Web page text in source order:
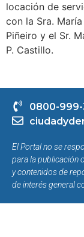
locación de
con la Sra. María
Piñeiro y el Sr.
P. Castillo.
0800-999-
El Portal no se
para la publicación
y contenidos de
de interés general